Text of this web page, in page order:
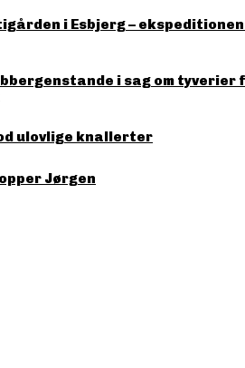
i Esbjerg –
i sag om tyverier
ulovlige knallerter
Jørgen